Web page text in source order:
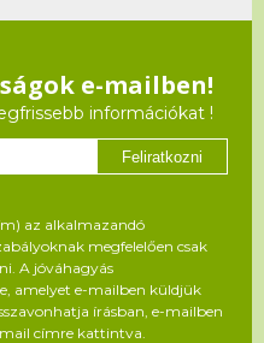
e-mailben!
információkat !
Feliratkozni
az alkalmazandó
megfelelően csak
A jóváhagyás
amelyet e-mailben küldjük
írásban, e-mailben
címre kattintva.